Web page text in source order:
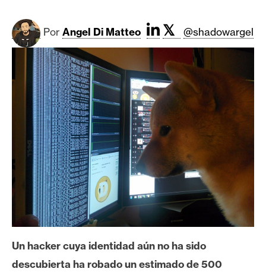
r
c
a
d
o
s
B
i
t
c
o
i
Por Angel Di Matteo 𝕏 @shadowargel
Un hacker cuya identidad aún no ha sido
descubierta ha robado un estimado de 500